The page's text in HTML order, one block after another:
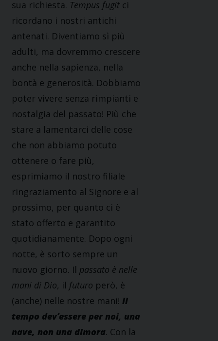
sua richiesta. Tempus fugit ci
ricordano i nostri antichi
antenati. Diventiamo sì più
adulti, ma dovremmo crescere
anche nella sapienza, nella
bontà e generosità. Dobbiamo
poter vivere senza rimpianti e
nostalgia del passato! Più che
stare a lamentarci delle cose
che non abbiamo potuto
ottenere o fare più,
esprimiamo il nostro filiale
ringraziamento al Signore e al
prossimo, per quanto ci è
stato offerto e garantito
quotidianamente. Dopo ogni
notte, è sorto sempre un
nuovo giorno. Il passato è nelle
mani di Dio, il futuro però, è
(anche) nelle nostre mani! Il
tempo dev’essere per noi, una
nave, non una dimora. Con la